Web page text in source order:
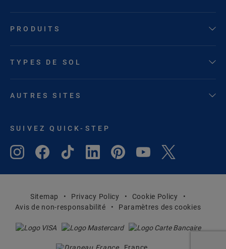
PRODUITS
TYPES DE SOL
AUTRES SITES
SUIVEZ QUICK-STEP
Sitemap Privacy Policy
Cookie Policy
Avis de non-responsabilité
Paramètres des cookies